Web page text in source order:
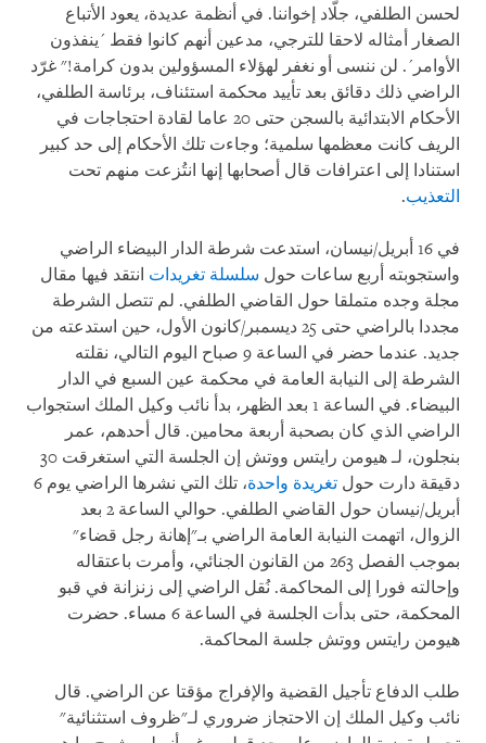
لحسن الطلفي، جلّاد إخواننا. في أنظمة عديدة، يعود الأتباع
الصغار أمثاله لاحقا للترجي، مدعين أنهم كانوا فقط ´ينفذون
الأوامر´. لن ننسى أو نغفر لهؤلاء المسؤولين بدون كرامة!" غرّد
الراضي ذلك دقائق بعد تأييد محكمة استئناف، برئاسة الطلفي،
الأحكام الابتدائية بالسجن حتى 20 عاما لقادة احتجاجات في
الريف كانت معظمها سلمية؛ وجاءت تلك الأحكام إلى حد كبير
استنادا إلى اعترافات قال أصحابها إنها انتُزعت منهم تحت
التعذيب.
في 16 أبريل/نيسان، استدعت شرطة الدار البيضاء الراضي
واستجوبته أربع ساعات حول سلسلة تغريدات انتقد فيها مقال
مجلة وجده متملقا حول القاضي الطلفي. لم تتصل الشرطة
مجددا بالراضي حتى 25 ديسمبر/كانون الأول، حين استدعته من
جديد. عندما حضر في الساعة 9 صباح اليوم التالي، نقلته
الشرطة إلى النيابة العامة في محكمة عين السبع في الدار
البيضاء. في الساعة 1 بعد الظهر، بدأ نائب وكيل الملك استجواب
الراضي الذي كان بصحبة أربعة محامين. قال أحدهم، عمر
بنجلون، لـ هيومن رايتس ووتش إن الجلسة التي استغرقت 30
دقيقة دارت حول تغريدة واحدة
، تلك التي نشرها الراضي يوم 6
أبريل/نيسان حول القاضي الطلفي. حوالي الساعة 2 بعد
الزوال، اتهمت النيابة العامة الراضي بـ"إهانة رجل قضاء"
بموجب الفصل 263 من القانون الجنائي، وأمرت باعتقاله
وإحالته فورا إلى المحاكمة. نُقل الراضي إلى زنزانة في قبو
المحكمة، حتى بدأت الجلسة في الساعة 6 مساء. حضرت
هيومن رايتس ووتش جلسة المحاكمة.
طلب الدفاع تأجيل القضية والإفراج مؤقتا عن الراضي. قال
نائب وكيل الملك إن الاحتجاز ضروري لـ"ظروف استثنائية"